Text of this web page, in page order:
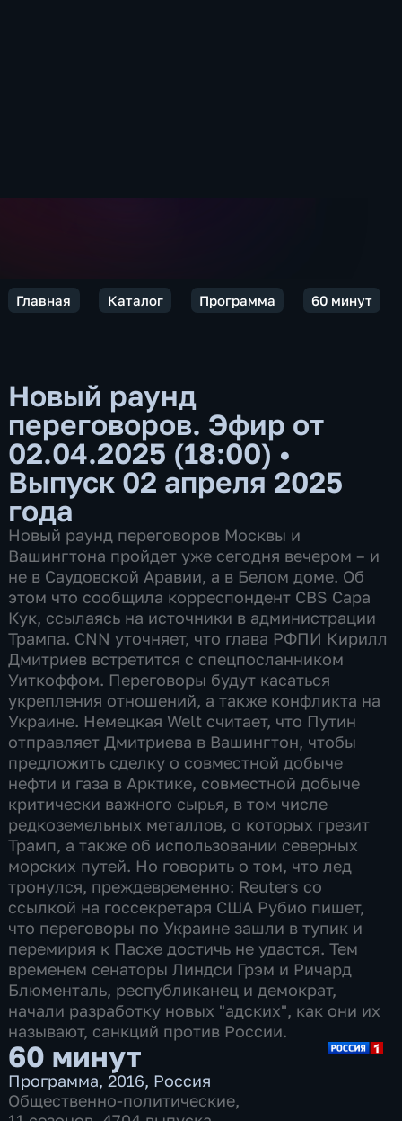
Главная Каталог Программа 60 минут
Новый раунд
переговоров. Эфир от
02.04.2025 (18:00) •
Выпуск 02 апреля 2025
года
Новый раунд переговоров Москвы и
Вашингтона пройдет уже сегодня вечером – и
не в Саудовской Аравии, а в Белом доме. Об
этом что сообщила корреспондент CBS Сара
Кук, ссылаясь на источники в администрации
Трампа. CNN уточняет, что глава РФПИ Кирилл
Дмитриев встретится с спецпосланником
Уиткоффом. Переговоры будут касаться
укрепления отношений, а также конфликта на
Украине. Немецкая Welt считает, что Путин
отправляет Дмитриева в Вашингтон, чтобы
предложить сделку о совместной добыче
нефти и газа в Арктике, совместной добыче
критически важного сырья, в том числе
редкоземельных металлов, о которых грезит
Трамп, а также об использовании северных
морских путей. Но говорить о том, что лед
тронулся, преждевременно: Reuters со
ссылкой на госсекретаря США Рубио пишет,
что переговоры по Украине зашли в тупик и
перемирия к Пасхе достичь не удастся. Тем
временем сенаторы Линдси Грэм и Ричард
Блюменталь, республиканец и демократ,
начали разработку новых "адских", как они их
называют, санкций против России.
60 минут
Программа,2016, Россия
Общественно-политические,